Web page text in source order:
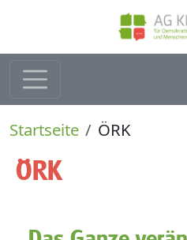
Direkt zum Inhalt
Pfadnavigation
Startseite ÖRK
ÖRK